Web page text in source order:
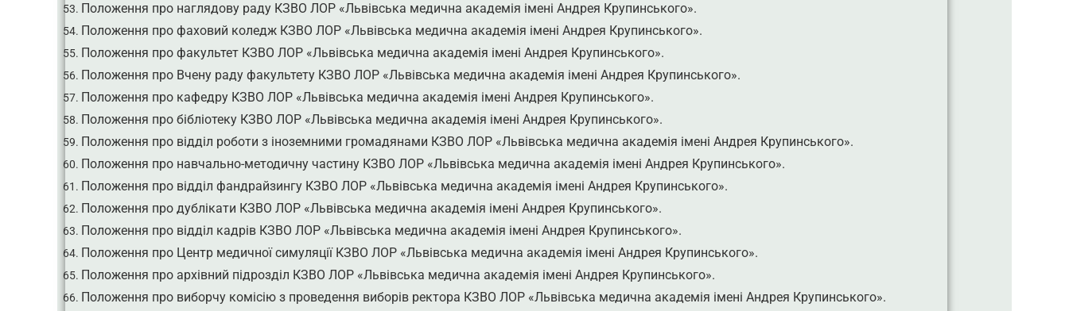
Положення про наглядову раду КЗВО ЛОР «Львівська медична академія імені Андрея Крупинського».
Положення про фаховий коледж КЗВО ЛОР «Львівська медична академія імені Андрея Крупинського».
Положення про факультет КЗВО ЛОР «Львівська медична академія імені Андрея Крупинського».
Положення про Вчену раду факультету КЗВО ЛОР «Львівська медична академія імені Андрея Крупинського».
Положення про кафедру КЗВО ЛОР «Львівська медична академія імені Андрея Крупинського».
Положення про бібліотеку КЗВО ЛОР «Львівська медична академія імені Андрея Крупинського».
Положення про відділ роботи з іноземними громадянами КЗВО ЛОР «Львівська медична академія імені Андрея Крупинського».
Положення про навчально-методичну частину КЗВО ЛОР «Львівська медична академія імені Андрея Крупинського».
Положення про відділ фандрайзингу КЗВО ЛОР «Львівська медична академія імені Андрея Крупинського».
Положення про дублікати КЗВО ЛОР «Львівська медична академія імені Андрея Крупинського».
Положення про відділ кадрів КЗВО ЛОР «Львівська медична академія імені Андрея Крупинського».
Положення про Центр медичної симуляції КЗВО ЛОР «Львівська медична академія імені Андрея Крупинського».
Положення про архівний підрозділ КЗВО ЛОР «Львівська медична академія імені Андрея Крупинського».
Положення про виборчу комісію з проведення виборів ректора КЗВО ЛОР «Львівська медична академія імені Андрея Крупинського».